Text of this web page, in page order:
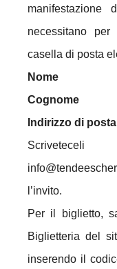
necessitano per
casella di posta
Nome
Cognome
Indirizzo di
l’invito.
Per il biglietto,
Biglietteria del
inserendo il